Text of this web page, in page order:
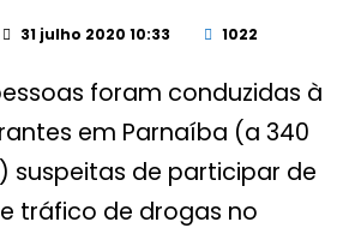
31 julho 2020 10:33 1022
foram conduzidas à
em Parnaíba (a 340
suspeitas de participar de
tráfico de drogas no